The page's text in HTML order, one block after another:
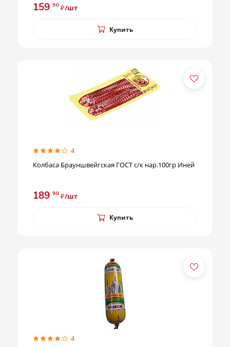
159 90 ₽/шт
Купить
4
Колбаса Брауншвейгская ГОСТ с/к нар.100гр Иней
189 90 ₽/шт
Купить
4